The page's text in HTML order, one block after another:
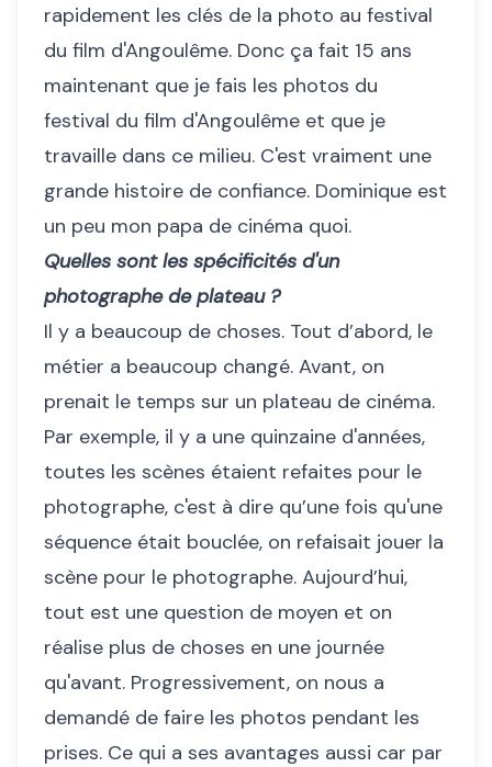
rapidement les clés de la photo au festival
du film d'Angoulême. Donc ça fait 15 ans
maintenant que je fais les photos du
festival du film d'Angoulême et que je
travaille dans ce milieu. C'est vraiment une
grande histoire de confiance. Dominique est
un peu mon papa de cinéma quoi.
Quelles sont les spécificités d'un
photographe de plateau ?
Il y a beaucoup de choses. Tout d’abord, le
métier a beaucoup changé. Avant, on
prenait le temps sur un plateau de cinéma.
Par exemple, il y a une quinzaine d'années,
toutes les scènes étaient refaites pour le
photographe, c'est à dire qu’une fois qu'une
séquence était bouclée, on refaisait jouer la
scène pour le photographe. Aujourd’hui,
tout est une question de moyen et on
réalise plus de choses en une journée
qu'avant. Progressivement, on nous a
demandé de faire les photos pendant les
prises. Ce qui a ses avantages aussi car par